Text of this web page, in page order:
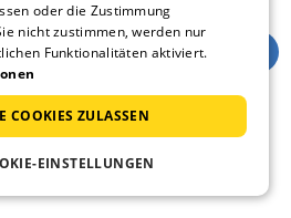
oder die Zustimmung
nicht zustimmen, werden nur
Funktionalitäten aktiviert.
COOKIES ZULASSEN
EINSTELLUNGEN